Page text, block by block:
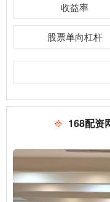
收益率
股票单向杠杆
168配资